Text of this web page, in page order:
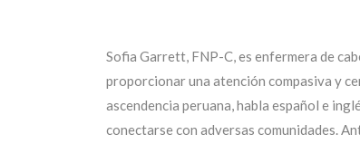
Sofia Garrett, FNP-C, es enfermera de
proporcionar una atención compasiva y
ascendencia peruana, habla español e
conectarse con adversas comunidades.